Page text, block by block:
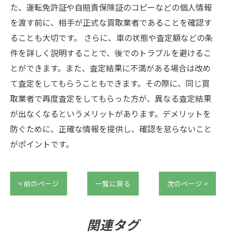
た、運転免許証や自賠責保険証のコピーなどの個人情報
を渡す前に、相手が正式な買取業者であることを確認す
ることも大切です。 さらに、車の状態や査定額などの条
件を詳しく説明することで、後でのトラブルを避けるこ
とができます。また、査定結果に不満がある場合は改め
て査定をしてもらうこともできます。その際に、同じ買
取業者で再度査定をしてもらった方が、異なる査定結果
が出なくなるというメリットがあります。デメリットを
防ぐために、正確な情報を提供し、確認を怠らないこと
がポイントです。
< 前のページ 一覧に戻る 次のページ >
関連タグ